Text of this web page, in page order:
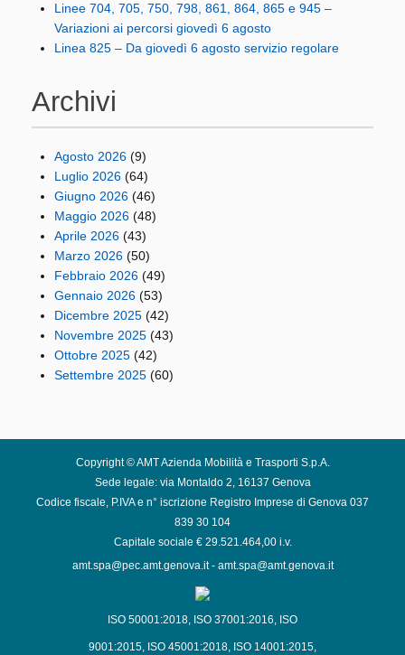
Linee 704, 705, 750, 798, 861, 864, 865 e 945 –
Variazioni ai percorsi giovedì 6 agosto
Linea 825 – Da giovedì 6 agosto servizio regolare
Archivi
Agosto 2026 (9)
Luglio 2026 (64)
Giugno 2026 (46)
Maggio 2026 (48)
Aprile 2026 (43)
Marzo 2026 (50)
Febbraio 2026 (49)
Gennaio 2026 (53)
Dicembre 2025 (42)
Novembre 2025 (43)
Ottobre 2025 (42)
Settembre 2025 (60)
Copyright © AMT Azienda Mobilità e Trasporti S.p.A.
Sede legale: via Montaldo 2, 16137 Genova
Codice fiscale, P.IVA e n° iscrizione Registro Imprese di Genova 037
839 30 104
Capitale sociale € 29.521.464,00 i.v.
amt.spa@pec.amt.genova.it- amt.spa@amt.genova.it
ISO 50001:2018, ISO 37001:2016, ISO
9001:2015, ISO 45001:2018, ISO 14001:2015,